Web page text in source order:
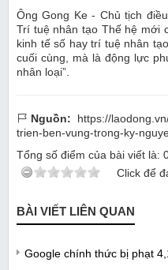
Ông Gong Ke - Chủ tịch
Trí tuệ nhân tạo Thế hệ mới
kinh tế số hay trí tuệ nhân
cuối cùng, mà là động lực
nhân loại”.
Nguồn:
https://
trien-ben-vung-trong-ky-
Tổng số điểm của bài viết là:
Click để
BÀI VIẾT LIÊN QUAN
Google chính thức bị phạt